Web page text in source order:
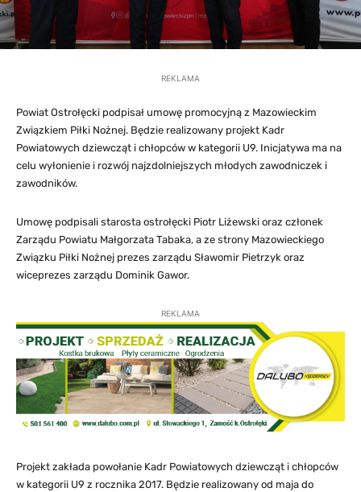
REKLAMA
Powiat Ostrołęcki podpisał umowę promocyjną z Mazowieckim
Związkiem Piłki Nożnej. Będzie realizowany projekt Kadr
Powiatowych dziewcząt i chłopców w kategorii U9. Inicjatywa ma na
celu wyłonienie i rozwój najzdolniejszych młodych zawodniczek i
zawodników.
Umowę podpisali starosta ostrołęcki Piotr Liżewski oraz członek
Zarządu Powiatu Małgorzata Tabaka, a ze strony Mazowieckiego
Związku Piłki Nożnej prezes zarządu Sławomir Pietrzyk oraz
wiceprezes zarządu Dominik Gawor.
REKLAMA
Projekt zakłada powołanie Kadr Powiatowych dziewcząt i chłopców
w kategorii U9 z rocznika 2017. Będzie realizowany od maja do